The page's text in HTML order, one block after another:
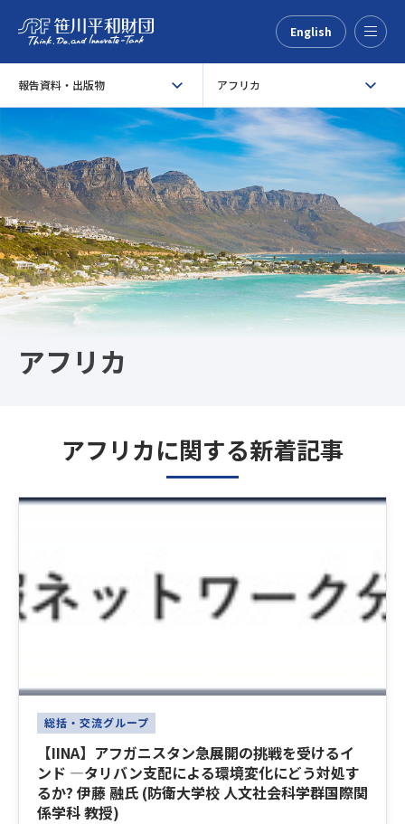
English
報告資料・出版物
アフリカ
アフリカ
アフリカに関する新着記事
Latest News
総括・交流グループ
【IINA】アフガニスタン急展開の挑戦を受けるイ
ンド ―タリバン支配による環境変化にどう対処す
るか? 伊藤 融氏 (防衛大学校 人文社会科学群国際関
係学科 教授)